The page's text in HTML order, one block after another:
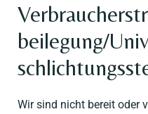
beilegung/
Wir sind nicht bereit oder